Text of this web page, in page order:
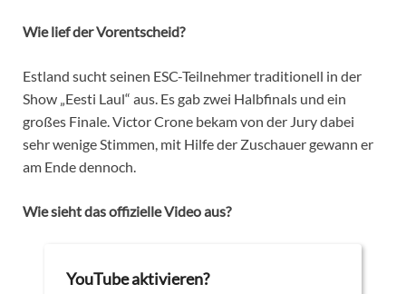
Wie lief der Vorentscheid?
Estland sucht seinen ESC-Teilnehmer traditionell in der
Show „Eesti Laul“ aus. Es gab zwei Halbfinals und ein
großes Finale. Victor Crone bekam von der Jury dabei
sehr wenige Stimmen, mit Hilfe der Zuschauer gewann er
am Ende dennoch.
Wie sieht das offizielle Video aus?
YouTube aktivieren?